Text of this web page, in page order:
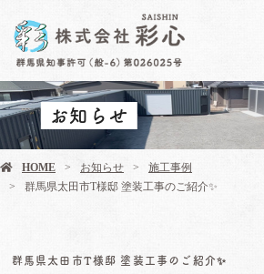
お知らせ
HOME お知らせ
施工事例
群馬県太田市T様邸 塗装工事のご紹介✨️
群馬県太田市T様邸 塗装工事のご紹介✨️